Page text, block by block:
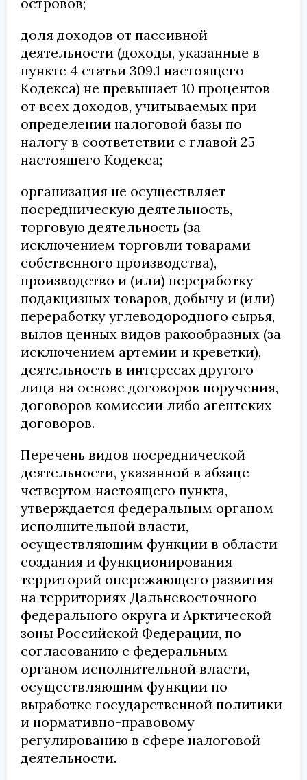
доля доходов от пассивной
деятельности (доходы, указанные в
пункте 4 статьи 309.1 настоящего
Кодекса) не превышает 10 процентов
от всех доходов, учитываемых при
определении налоговой базы по
налогу в соответствии с главой 25
настоящего Кодекса;
организация не осуществляет
посредническую деятельность,
торговую деятельность (за
исключением торговли товарами
собственного производства),
производство и (или) переработку
подакцизных товаров, добычу и (или)
переработку углеводородного сырья,
вылов ценных видов ракообразных (за
исключением артемии и креветки),
деятельность в интересах другого
лица на основе договоров поручения,
договоров комиссии либо агентских
договоров.
Перечень видов посреднической
деятельности, указанной в абзаце
четвертом настоящего пункта,
утверждается федеральным органом
исполнительной власти,
осуществляющим функции в области
создания и функционирования
территорий опережающего развития
на территориях Дальневосточного
федерального округа и Арктической
зоны Российской Федерации, по
согласованию с федеральным
органом исполнительной власти,
осуществляющим функции по
выработке государственной политики
и нормативно-правовому
регулированию в сфере налоговой
деятельности.